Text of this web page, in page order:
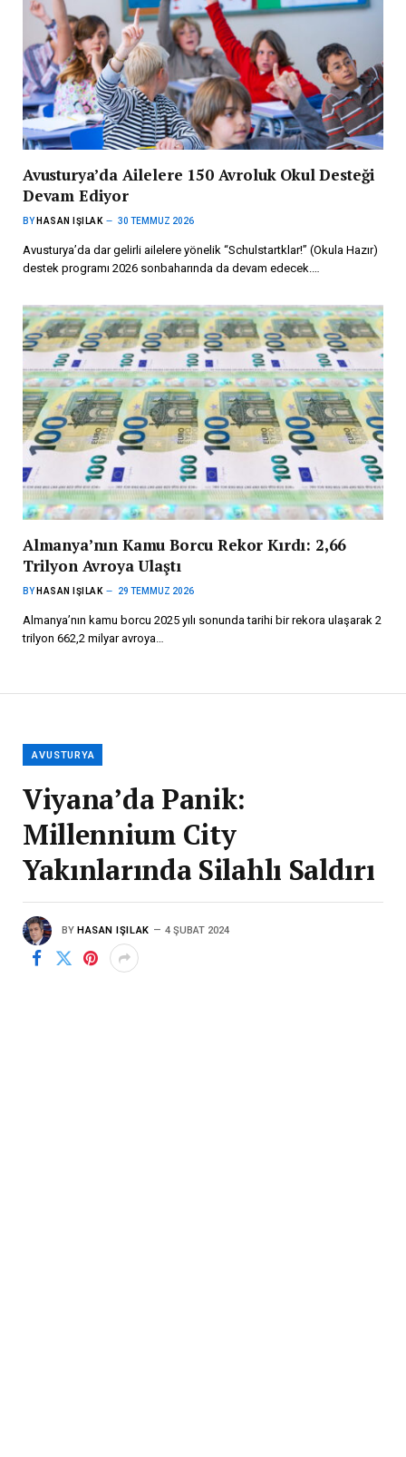
Avusturya’da Ailelere 150 Avroluk Okul Desteği
Devam Ediyor
BY HASAN IŞILAK 30 TEMMUZ 2026
Avusturya’da dar gelirli ailelere yönelik “Schulstartklar!” (Okula Hazır)
destek programı 2026 sonbaharında da devam edecek.…
Almanya’nın Kamu Borcu Rekor Kırdı: 2,66
Trilyon Avroya Ulaştı
BY HASAN IŞILAK 29 TEMMUZ 2026
Almanya’nın kamu borcu 2025 yılı sonunda tarihi bir rekora ulaşarak 2
trilyon 662,2 milyar avroya…
AVUSTURYA
Viyana’da Panik:
Millennium City
Yakınlarında Silahlı Saldırı
BY HASAN IŞILAK 4 ŞUBAT 2024